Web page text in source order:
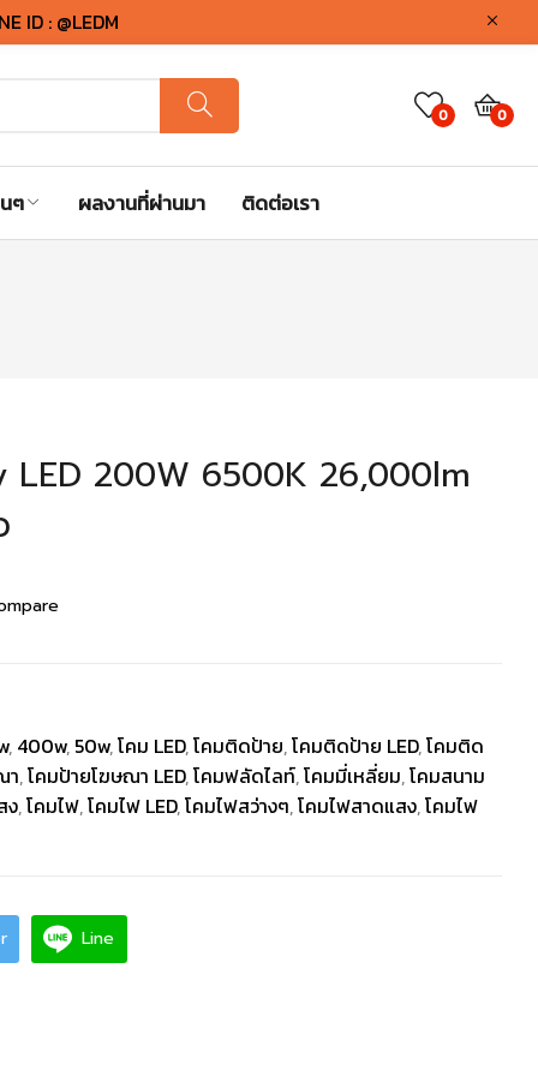
ID : @LEDM
0 0
ๆ ผลงานที่ผ่านมา ติดต่อเรา
LED 200W 6500K 26,000lm
, 400w, 50w,โคม LED,โคมติดป้าย,โคมติดป้าย LED,โคมติด
า,โคมป้ายโฆษณา LED,โคมฟลัดไลท์,โคมมี่เหลี่ยม,โคมสนาม
ง,โคมไฟ,โคมไฟ LED,โคมไฟสว่างๆ,โคมไฟสาดแสง,โคมไฟ
Line